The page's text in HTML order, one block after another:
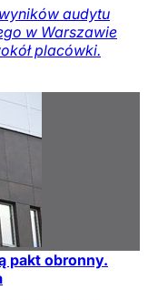
audytu
w Warszawie
placówki.
pakt obronny.